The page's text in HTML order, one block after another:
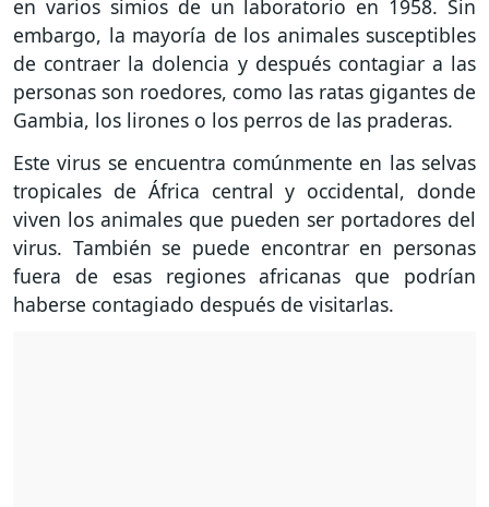
en varios simios de un laboratorio en 1958. Sin
embargo, la mayoría de los animales susceptibles
de contraer la dolencia y después contagiar a las
personas son roedores, como las ratas gigantes de
Gambia, los lirones o los perros de las praderas.
Este virus se encuentra comúnmente en las selvas
tropicales de África central y occidental, donde
viven los animales que pueden ser portadores del
virus. También se puede encontrar en personas
fuera de esas regiones africanas que podrían
haberse contagiado después de visitarlas.